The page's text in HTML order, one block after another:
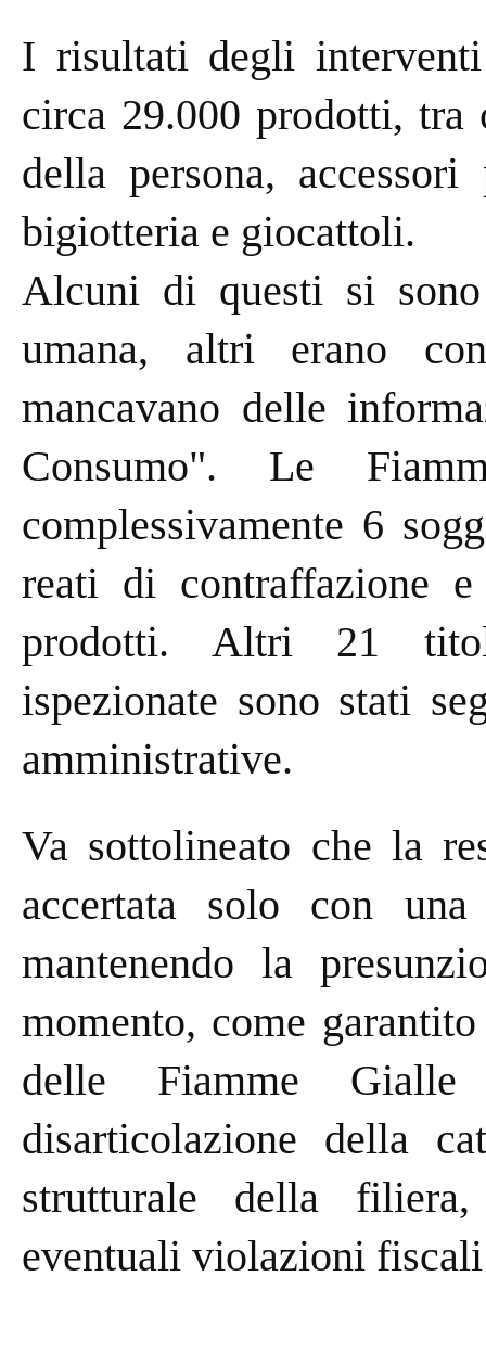
I risultati degli
circa 29.000 prodotti,
della persona,
bigiotteria e giocattoli.
Alcuni di questi si
umana, altri erano
mancavano delle
Consumo". Le
complessivamente 6
reati di contraffazione
prodotti. Altri 21
ispezionate sono stati
amministrative.
Va sottolineato che la
accertata solo con una
mantenendo la
momento, come
delle Fiamme
disarticolazione della
strutturale della
eventuali violazioni